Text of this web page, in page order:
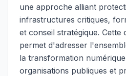
une approche alliant
infrastructures critiques,
et conseil stratégique. Cette
permet d'adresser
la transformation
organisations publiques et